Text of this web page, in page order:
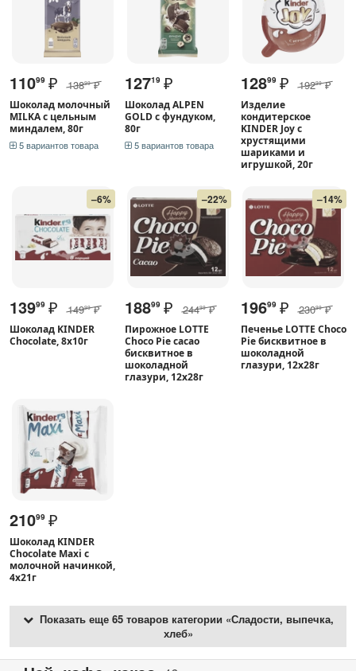
11099 ₽ 13899 ₽
Шоколад молочный
MILKA с цельным
миндалем, 80г
5 вариантов товара
12719 ₽
Шоколад ALPEN
GOLD с фундуком,
80г
5 вариантов товара
12899 ₽ 19299 ₽
Изделие
кондитерское
KINDER Joy с
хрустящими
шариками и
игрушкой, 20г
–6%
13999 ₽ 14999 ₽
Шоколад KINDER
Chocolate, 8х10г
–22%
18899 ₽ 24499 ₽
Пирожное LOTTE
Choco Pie cacao
бисквитное в
шоколадной
глазури, 12х28г
–14%
19699 ₽ 23099 ₽
Печенье LOTTE Choco
Pie бисквитное в
шоколадной
глазури, 12х28г
21099 ₽
Шоколад KINDER
Chocolate Maxi с
молочной начинкой,
4х21г
Показать еще 65 товаров категории «Сладости, выпечка,
хлеб»